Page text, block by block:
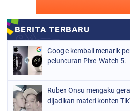
Google kembali menarik
peluncuran Pixel Watch 5.
Ruben Onsu mengaku
dijadikan materi konten